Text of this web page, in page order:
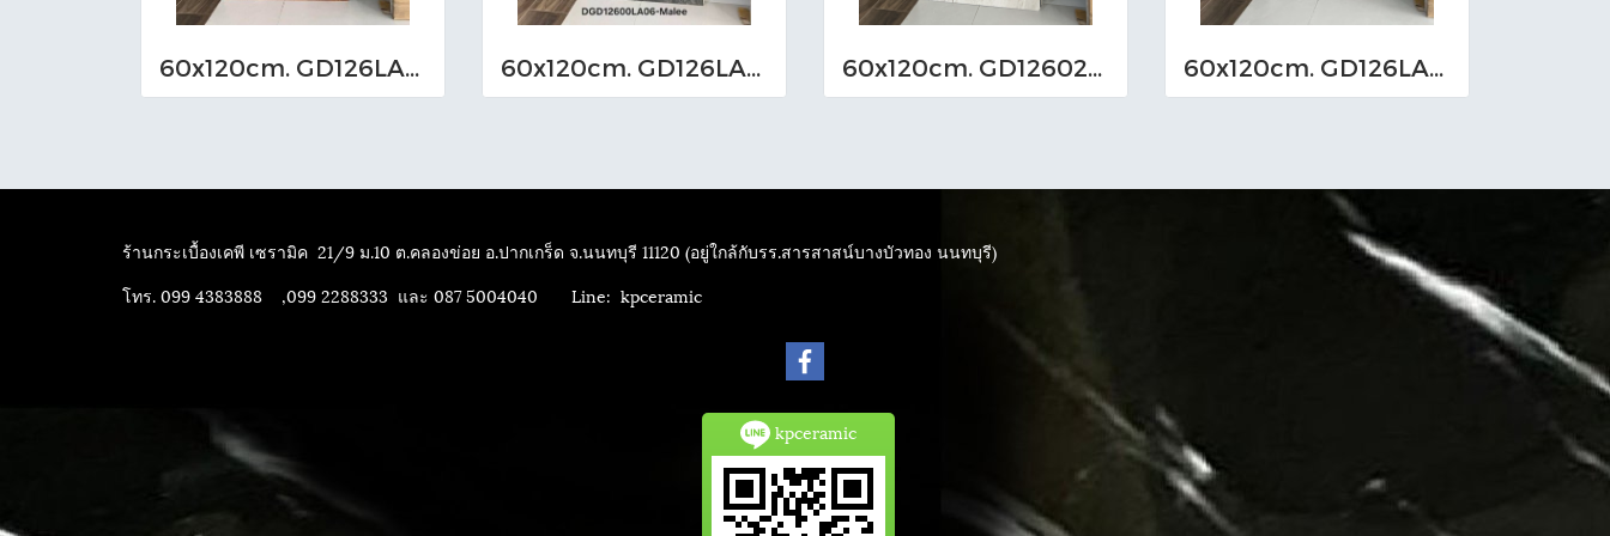
60x120cm. GD126LA04 (MO) 60x120cm. GD126LA06 (MO) 60x120cm. GD126022 (MO) 60x120cm. GD126LA05 (MO)
ร้านกระเบื้องเคพี เซรามิค 21/9 ม.10 ต.คลองข่อย อ.ปากเกร็ด จ.นนทบุรี 11120 (อยู่ใกล้กับรร.สารสาสน์บางบัวทอง นนทบุรี)
โทร. 099 4383888 ,099 2288333 และ 087 5004040 Line: kpceramic
kpceramic